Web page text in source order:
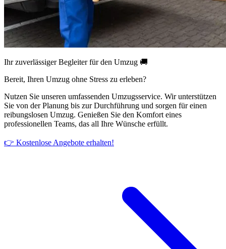
Ihr zuverlässiger Begleiter für den Umzug 🚚
Bereit, Ihren Umzug ohne Stress zu erleben?
Nutzen Sie unseren umfassenden Umzugsservice. Wir unterstützen
Sie von der Planung bis zur Durchführung und sorgen für einen
reibungslosen Umzug. Genießen Sie den Komfort eines
professionellen Teams, das all Ihre Wünsche erfüllt.
👉 Kostenlose Angebote erhalten!